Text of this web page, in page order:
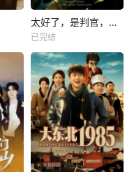
太好了，是判官，我们有救了
已完结